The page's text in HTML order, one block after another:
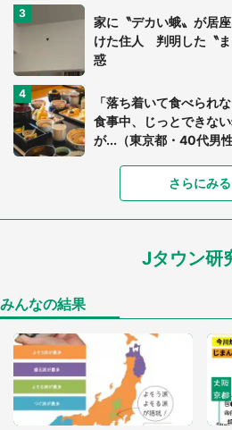
家に〝デカい蛾〟が居
けた住人 判明した〝ま
惑
「落ち着いて食べられ
食事中、じっとできな
が...（東京都・40代男性
「富豪すぎ」1歳息子の
7万人驚がく 「お菓子
ードル高い」
あまりにも四角すぎる
「閉所恐怖症の私は新
年に『手を繋いで』
8万人感動
さらにみる
Jタウン研
みんなの結果